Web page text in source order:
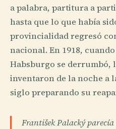
a palabra, partitura a
hasta que lo que había
provincialidad regresó
nacional. En 1918,
Habsburgo se derrumbó,
inventaron de la noche a
siglo preparando su
František Palacký